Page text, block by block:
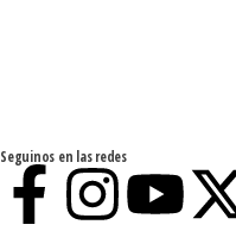
Seguinos en las redes